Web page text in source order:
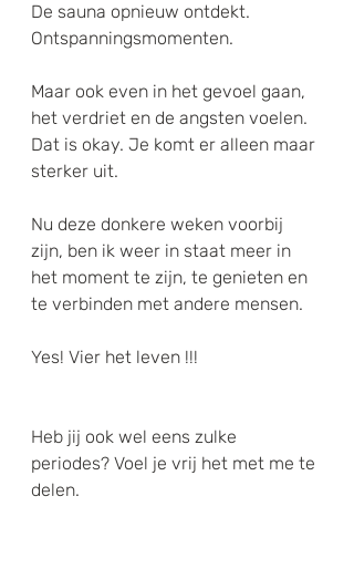
De sauna opnieuw ontdekt.
Ontspanningsmomenten.
Maar ook even in het gevoel gaan,
het verdriet en de angsten voelen.
Dat is okay. Je komt er alleen maar
sterker uit.
Nu deze donkere weken voorbij
zijn, ben ik weer in staat meer in
het moment te zijn, te genieten en
te verbinden met andere mensen.
Yes! Vier het leven !!!
Heb jij ook wel eens zulke
periodes? Voel je vrij het met me te
delen.